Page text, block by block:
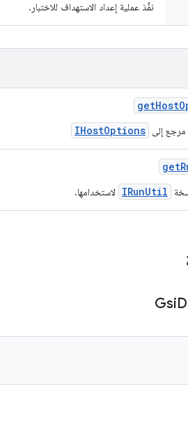
نفِّذ عملية إعداد الاستهداف للاختبار.
getHost
إلى IHostOptions
get
IRunUtil لاستخدامها.
Gsi